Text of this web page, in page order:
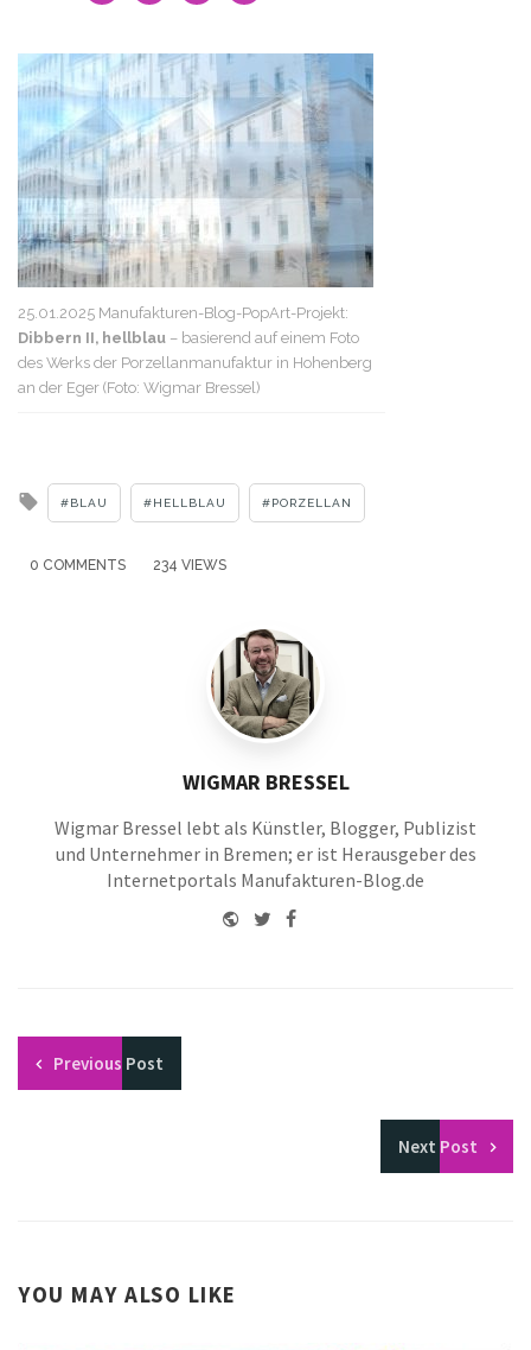
25.01.2025 Manufakturen-Blog-PopArt-Projekt:
Dibbern II, hellblau – basierend auf einem Foto
des Werks der Porzellanmanufaktur in Hohenberg
an der Eger (Foto: Wigmar Bressel)
Tagged
BLAU HELLBLAU PORZELLAN
0 COMMENTS 234 VIEWS
WIGMAR BRESSEL
Wigmar Bressel lebt als Künstler, Blogger, Publizist
und Unternehmer in Bremen; er ist Herausgeber des
Internetportals Manufakturen-Blog.de
WebsiteTwitterFacebook
Previous Post
Next Post
YOU MAY ALSO LIKE